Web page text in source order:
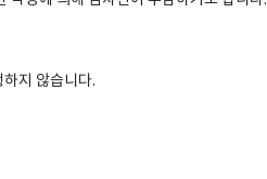
지 않습니다.